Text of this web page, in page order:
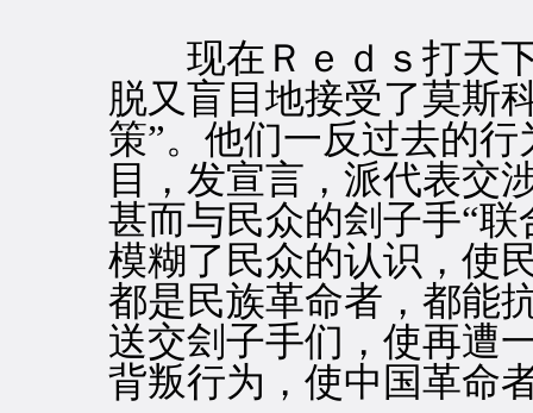
现在Ｒｅｄｓ打天下
脱又盲目地接受了莫斯
策”。他们一反过去的
目，发宣言，派代表交
甚而与民众的刽子手“
模糊了民众的认识，使
都是民族革命者，都能
送交刽子手们，使再遭
背叛行为，使中国革命